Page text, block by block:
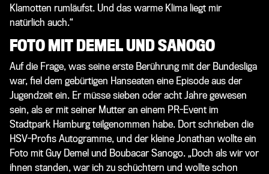
Klamotten rumläufst. Und das warme Klima liegt mir
natürlich auch.“
FOTO MIT DEMEL UND SANOGO
Auf die Frage, was seine erste Berührung mit der Bundesliga
war, fiel dem gebürtigen Hanseaten eine Episode aus der
Jugendzeit ein. Er müsse sieben oder acht Jahre gewesen
sein, als er mit seiner Mutter an einem PR-Event im
Stadtpark Hamburg teilgenommen habe. Dort schrieben die
HSV-Profis Autogramme, und der kleine Jonathan wollte ein
Foto mit Guy Demel und Boubacar Sanogo. „Doch als wir vor
ihnen standen, war ich zu schüchtern und wollte schon